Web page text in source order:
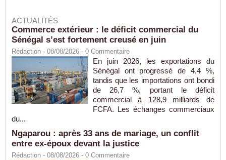
ACTUALITÉS
Commerce extérieur : le déficit commercial du
Sénégal s’est fortement creusé en juin
Rédaction - 08/08/2026 - 0 Commentaire
En juin 2026, les exportations du
Sénégal ont progressé de 4,4 %,
tandis que les importations ont bondi
de 26,7 %, portant le déficit
commercial à 128,9 milliards de
FCFA. Les échanges commerciaux
du...
Ngaparou : après 33 ans de mariage, un conflit
entre ex-époux devant la justice
Rédaction - 08/08/2026 - 0 Commentaire